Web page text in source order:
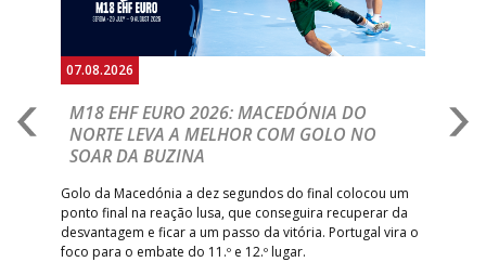
07.08.2026
M18 EHF EURO 2026: MACEDÓNIA DO
NORTE LEVA A MELHOR COM GOLO NO
SOAR DA BUZINA
Golo da Macedónia a dez segundos do final colocou um
ponto final na reação lusa, que conseguira recuperar da
desvantagem e ficar a um passo da vitória. Portugal vira o
foco para o embate do 11.º e 12.º lugar.